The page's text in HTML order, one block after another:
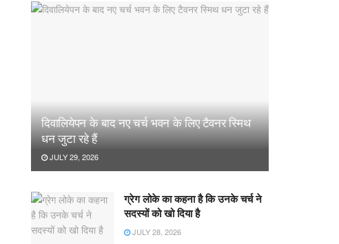
दिवालियेपन के बाद नए चर्च भवन के लिए टैवनर स्मिथ
धन जुटा रहे हैं
JULY 29, 2026
ग्रेग लोके का कहना है कि उनके चर्च ने
सदस्यों को खो दिया है
JULY 28, 2026